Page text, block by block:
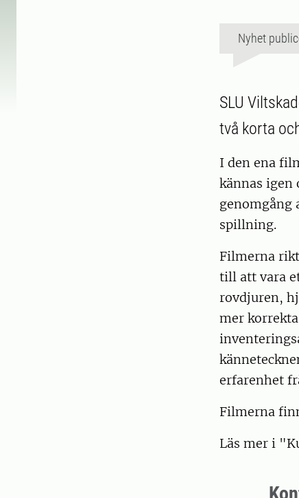
Nyhet
SLU
två korta
I den ena
kännas igen
genomgång
spillning.
Filmerna
till att vara
rovdjuren,
mer
erfarenhet
Filmerna
Läs mer i